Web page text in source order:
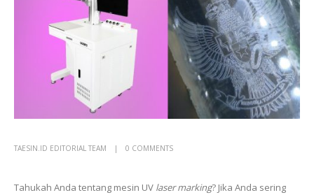
TAESIN.ID EDITORIAL TEAM 0 COMMENTS
Tahukah Anda tentang mesin UV laser marking? Jika Anda sering